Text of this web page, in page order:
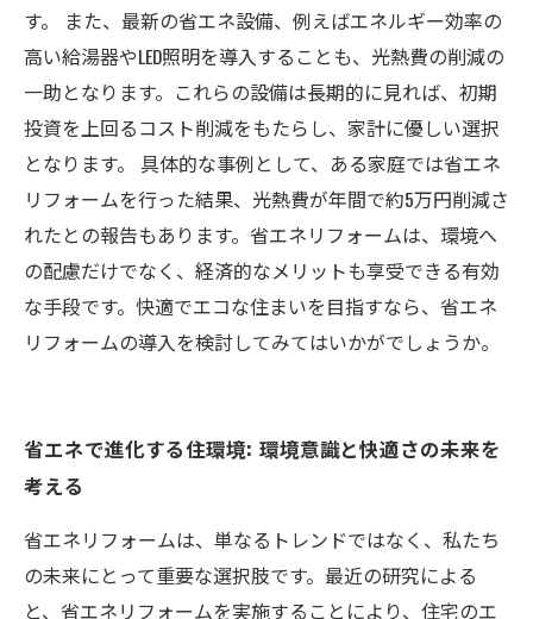
す。 また、最新の省エネ設備、例えばエネルギー効率の
高い給湯器やLED照明を導入することも、光熱費の削減の
一助となります。これらの設備は長期的に見れば、初期
投資を上回るコスト削減をもたらし、家計に優しい選択
となります。 具体的な事例として、ある家庭では省エネ
リフォームを行った結果、光熱費が年間で約5万円削減さ
れたとの報告もあります。省エネリフォームは、環境へ
の配慮だけでなく、経済的なメリットも享受できる有効
な手段です。快適でエコな住まいを目指すなら、省エネ
リフォームの導入を検討してみてはいかがでしょうか。
省エネで進化する住環境: 環境意識と快適さの未来を
考える
省エネリフォームは、単なるトレンドではなく、私たち
の未来にとって重要な選択肢です。最近の研究による
と、省エネリフォームを実施することにより、住宅のエ